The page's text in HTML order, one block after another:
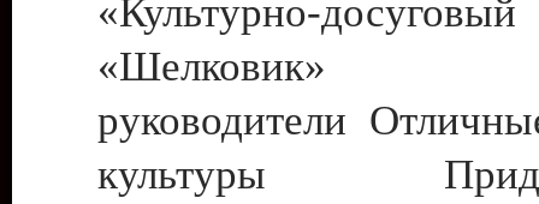
«Культурно-
«Шелковик»
руководители
культуры